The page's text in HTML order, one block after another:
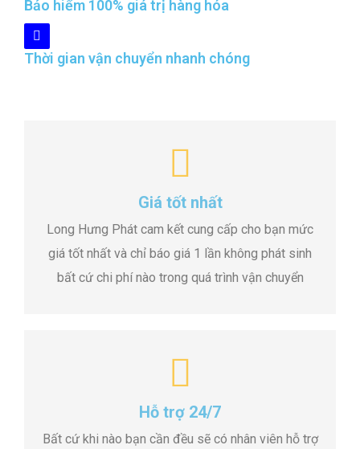
Bảo hiểm 100% giá trị hàng hóa
Thời gian vận chuyển nhanh chóng
Giá tốt nhất
Long Hưng Phát cam kết cung cấp cho bạn mức
giá tốt nhất và chỉ báo giá 1 lần không phát sinh
bất cứ chi phí nào trong quá trình vận chuyển
Hỗ trợ 24/7
Bất cứ khi nào bạn cần đều sẽ có nhân viên hỗ trợ